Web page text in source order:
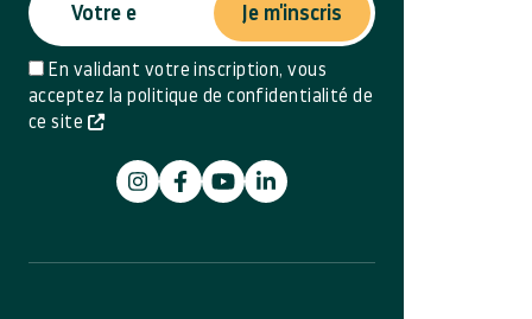
En validant votre inscription, vous
acceptez la politique de confidentialité de
ce site
Je m'inscris